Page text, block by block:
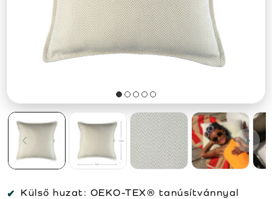
Külső huzat: OEKO-TEX® tanúsítvánnyal